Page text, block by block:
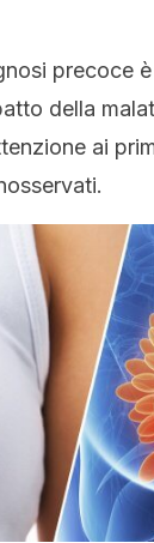
precoce
della
ai